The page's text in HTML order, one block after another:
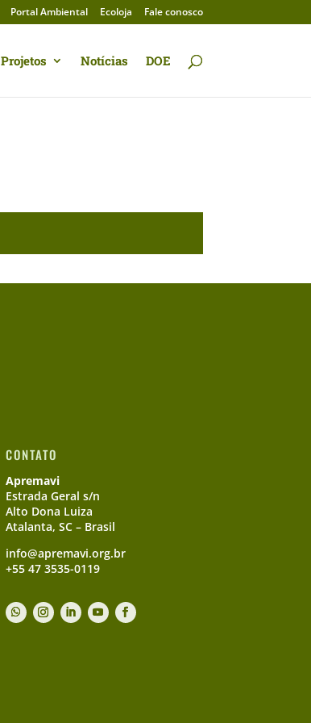
Portal Ambiental Ecoloja Fale conosco
Projetos Notícias DOE
CONTATO
Apremavi
Estrada Geral s/n
Alto Dona Luiza
Atalanta, SC – Brasil
info@apremavi.org.br
+55 47 3535-0119